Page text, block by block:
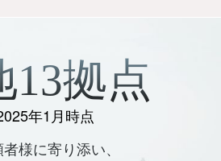
13拠点
年1月時点
様に寄り添い、